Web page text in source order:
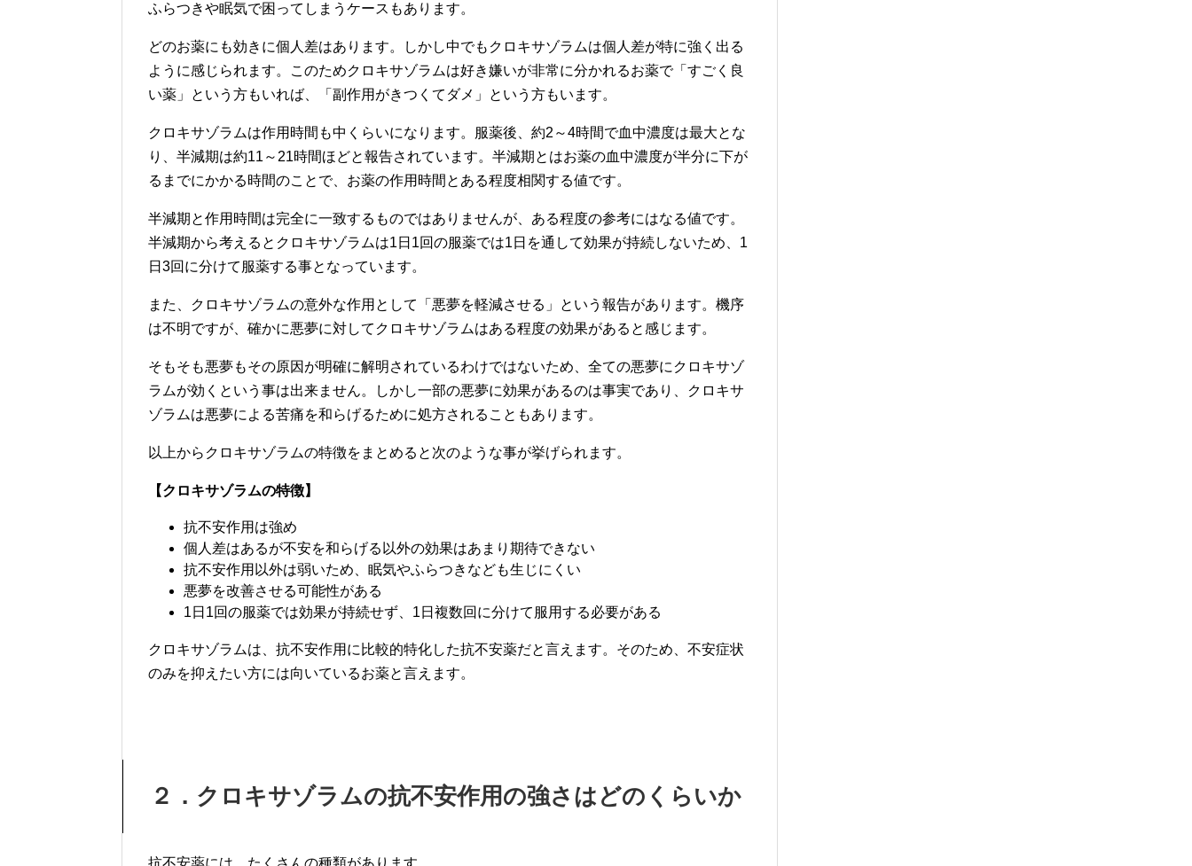
ふらつきや眠気で困ってしまうケースもあります。
どのお薬にも効きに個人差はあります。しかし中でもクロキサゾラムは個人差が特に強く出る
ように感じられます。このためクロキサゾラムは好き嫌いが非常に分かれるお薬で「すごく良
い薬」という方もいれば、「副作用がきつくてダメ」という方もいます。
クロキサゾラムは作用時間も中くらいになります。服薬後、約2～4時間で血中濃度は最大とな
り、半減期は約11～21時間ほどと報告されています。半減期とはお薬の血中濃度が半分に下が
るまでにかかる時間のことで、お薬の作用時間とある程度相関する値です。
半減期と作用時間は完全に一致するものではありませんが、ある程度の参考にはなる値です。
半減期から考えるとクロキサゾラムは1日1回の服薬では1日を通して効果が持続しないため、1
日3回に分けて服薬する事となっています。
また、クロキサゾラムの意外な作用として「悪夢を軽減させる」という報告があります。機序
は不明ですが、確かに悪夢に対してクロキサゾラムはある程度の効果があると感じます。
そもそも悪夢もその原因が明確に解明されているわけではないため、全ての悪夢にクロキサゾ
ラムが効くという事は出来ません。しかし一部の悪夢に効果があるのは事実であり、クロキサ
ゾラムは悪夢による苦痛を和らげるために処方されることもあります。
以上からクロキサゾラムの特徴をまとめると次のような事が挙げられます。
【クロキサゾラムの特徴】
抗不安作用は強め
個人差はあるが不安を和らげる以外の効果はあまり期待できない
抗不安作用以外は弱いため、眠気やふらつきなども生じにくい
悪夢を改善させる可能性がある
1日1回の服薬では効果が持続せず、1日複数回に分けて服用する必要がある
クロキサゾラムは、抗不安作用に比較的特化した抗不安薬だと言えます。そのため、不安症状
のみを抑えたい方には向いているお薬と言えます。
２．クロキサゾラムの抗不安作用の強さはどのくらいか
抗不安薬には、たくさんの種類があります。